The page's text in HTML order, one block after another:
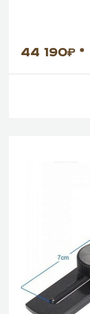
44 190 *